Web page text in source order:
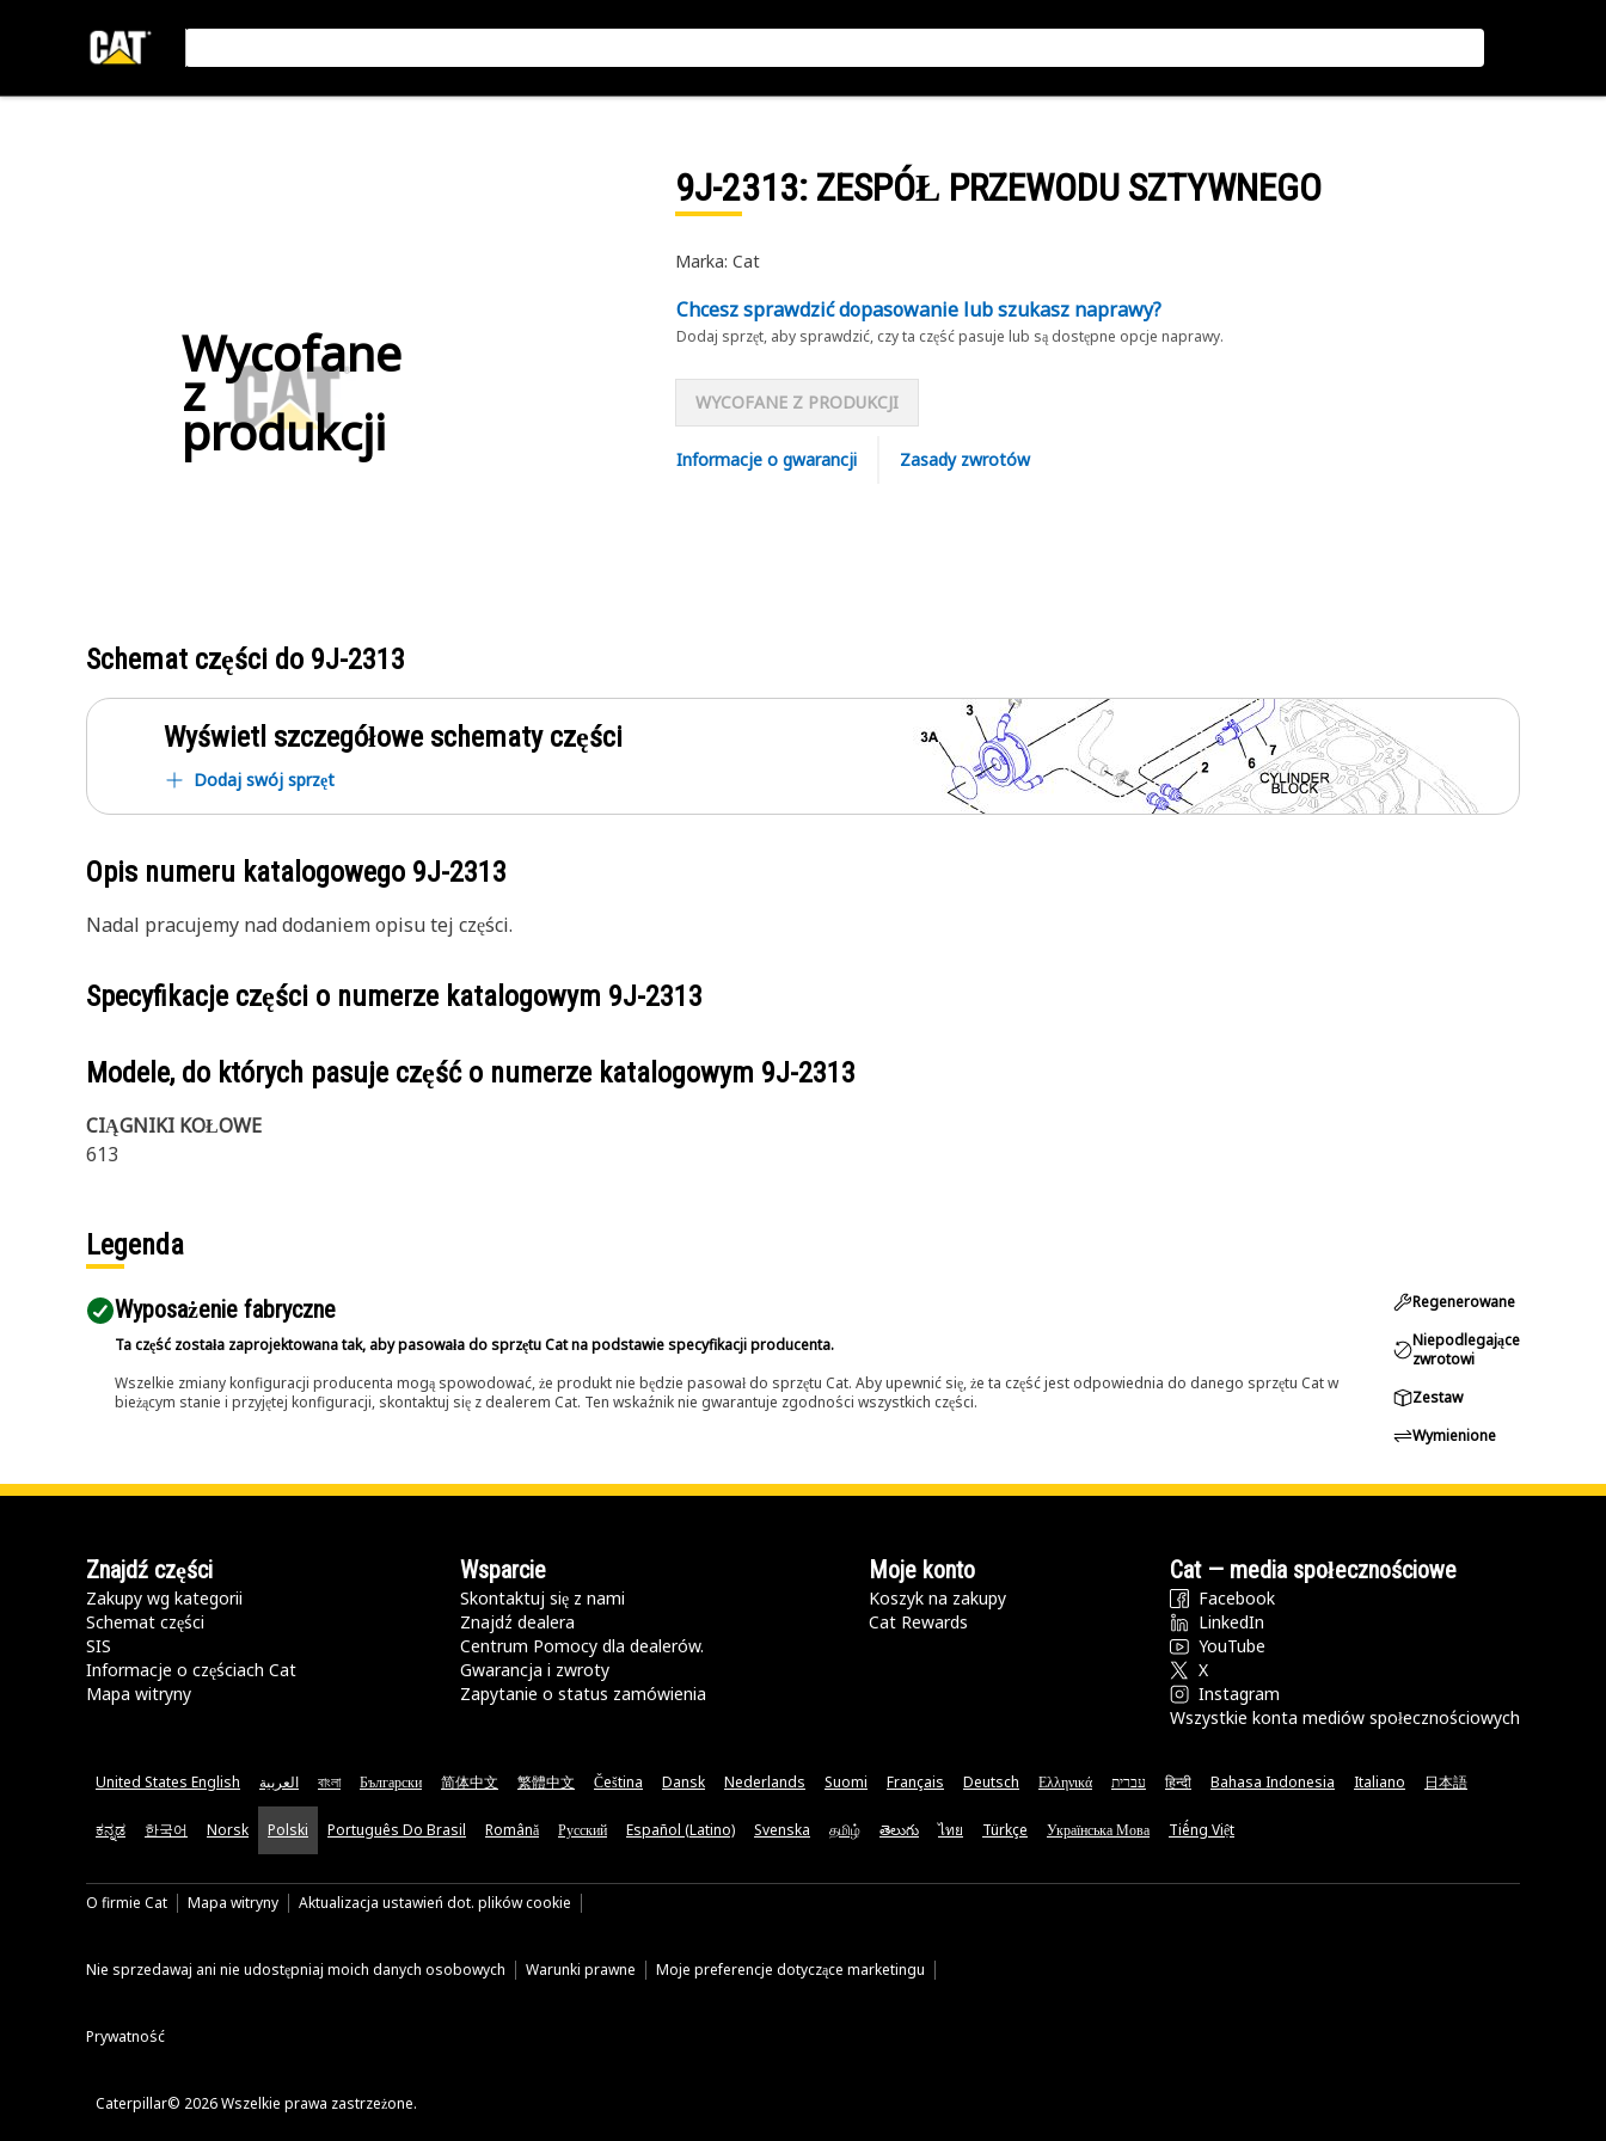
Wycofane
z
produkcji
9J-2313: ZESPÓŁ PRZEWODU SZTYWNEGO
Marka: Cat
Chcesz sprawdzić dopasowanie lub szukasz naprawy?
Dodaj sprzęt, aby sprawdzić, czy ta część pasuje lub są dostępne opcje naprawy.
WYCOFANE Z PRODUKCJI
Informacje o gwarancji Zasady zwrotów
Schemat części do 9J-2313
Wyświetl szczegółowe schematy części
Dodaj swój sprzęt
Opis numeru katalogowego 9J-2313
Nadal pracujemy nad dodaniem opisu tej części.
Specyfikacje części o numerze katalogowym 9J-2313
Modele, do których pasuje część o numerze katalogowym 9J-2313
CIĄGNIKI KOŁOWE
613
Legenda
Wyposażenie fabryczne
Ta część została zaprojektowana tak, aby pasowała do sprzętu Cat na podstawie specyfikacji producenta.
Wszelkie zmiany konfiguracji producenta mogą spowodować, że produkt nie będzie pasował do sprzętu Cat. Aby upewnić się, że ta część jest odpowiednia do danego sprzętu Cat w
bieżącym stanie i przyjętej konfiguracji, skontaktuj się z dealerem Cat. Ten wskaźnik nie gwarantuje zgodności wszystkich części.
Regenerowane
Niepodlegające
zwrotowi
Zestaw
Wymienione
Znajdź części
Zakupy wg kategorii
Schemat części
SIS
Informacje o częściach Cat
Mapa witryny
Wsparcie
Skontaktuj się z nami
Znajdź dealera
Centrum Pomocy dla dealerów.
Gwarancja i zwroty
Zapytanie o status zamówienia
Moje konto
Koszyk na zakupy
Cat Rewards
Cat — media społecznościowe
Facebook
LinkedIn
YouTube
X
Instagram
Wszystkie konta mediów społecznościowych
United States English العربية বাংলা Български 简体中文 繁體中文 Čeština Dansk Nederlands Suomi Français Deutsch Ελληνικά עברית हिन्दी Bahasa Indonesia Italiano 日本語
ಕನ್ನಡ 한국어 Norsk Polski Português Do Brasil Română Русский Español (Latino) Svenska தமிழ் తెలుగు ไทย Türkçe Українська Мова Tiếng Việt
O firmie Cat Mapa witryny Aktualizacja ustawień dot. plików cookie
Nie sprzedawaj ani nie udostępniaj moich danych osobowych Warunki prawne Moje preferencje dotyczące marketingu
Prywatność
Caterpillar© 2026 Wszelkie prawa zastrzeżone.